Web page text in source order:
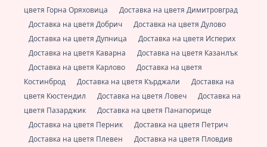
цветя Горна Оряховица
Доставка на цветя Димитровград
Доставка на цветя Добрич
Доставка на цветя Дулово
Доставка на цветя Дупница
Доставка на цветя Исперих
Доставка на цветя Каварна
Доставка на цветя Казанлък
Доставка на цветя Карлово
Доставка на цветя
Костинброд
Доставка на цветя Кърджали
Доставка на
цветя Кюстендил
Доставка на цветя Ловеч
Доставка на
цветя Пазарджик
Доставка на цветя Панагюрище
Доставка на цветя Перник
Доставка на цветя Петрич
Доставка на цветя Плевен
Доставка на цветя Пловдив